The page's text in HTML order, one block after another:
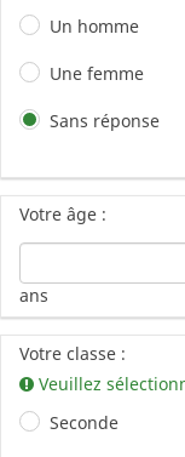
Un homme
Une femme
Sans réponse
Votre âge :
ans
Votre classe :
Veuillez
Seconde